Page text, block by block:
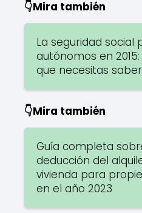
👇Mira también
La seguridad social
autónomos en
que necesitas saber
👇Mira también
Guía completa
deducción del
vivienda para
en el año 2023